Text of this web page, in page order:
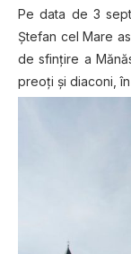
Pe data de 3
Ştefan cel Mare
de sfinţire a
preoţi şi diaconi,